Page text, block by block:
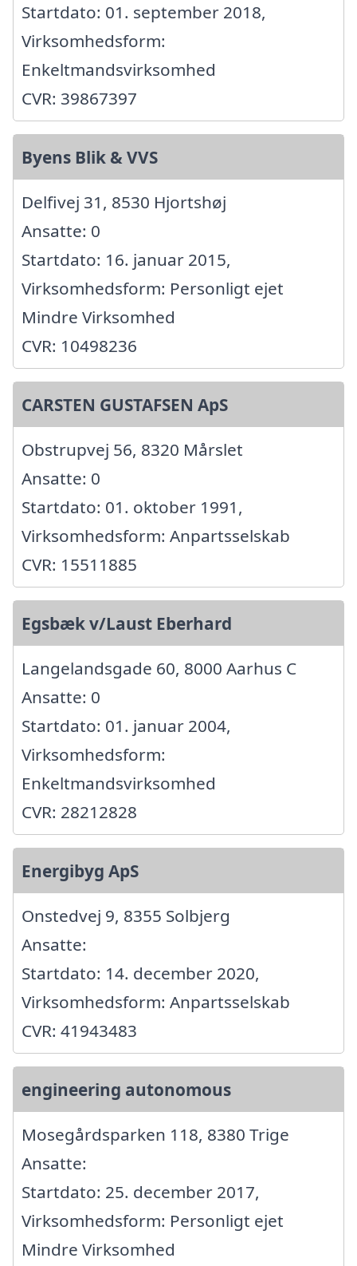
Startdato: 01. september 2018,
Virksomhedsform:
Enkeltmandsvirksomhed
CVR: 39867397
Byens Blik & VVS
Delfivej 31, 8530 Hjortshøj
Ansatte: 0
Startdato: 16. januar 2015,
Virksomhedsform: Personligt ejet
Mindre Virksomhed
CVR: 10498236
CARSTEN GUSTAFSEN ApS
Obstrupvej 56, 8320 Mårslet
Ansatte: 0
Startdato: 01. oktober 1991,
Virksomhedsform: Anpartsselskab
CVR: 15511885
Egsbæk v/Laust Eberhard
Langelandsgade 60, 8000 Aarhus C
Ansatte: 0
Startdato: 01. januar 2004,
Virksomhedsform:
Enkeltmandsvirksomhed
CVR: 28212828
Energibyg ApS
Onstedvej 9, 8355 Solbjerg
Ansatte:
Startdato: 14. december 2020,
Virksomhedsform: Anpartsselskab
CVR: 41943483
engineering autonomous
Mosegårdsparken 118, 8380 Trige
Ansatte:
Startdato: 25. december 2017,
Virksomhedsform: Personligt ejet
Mindre Virksomhed